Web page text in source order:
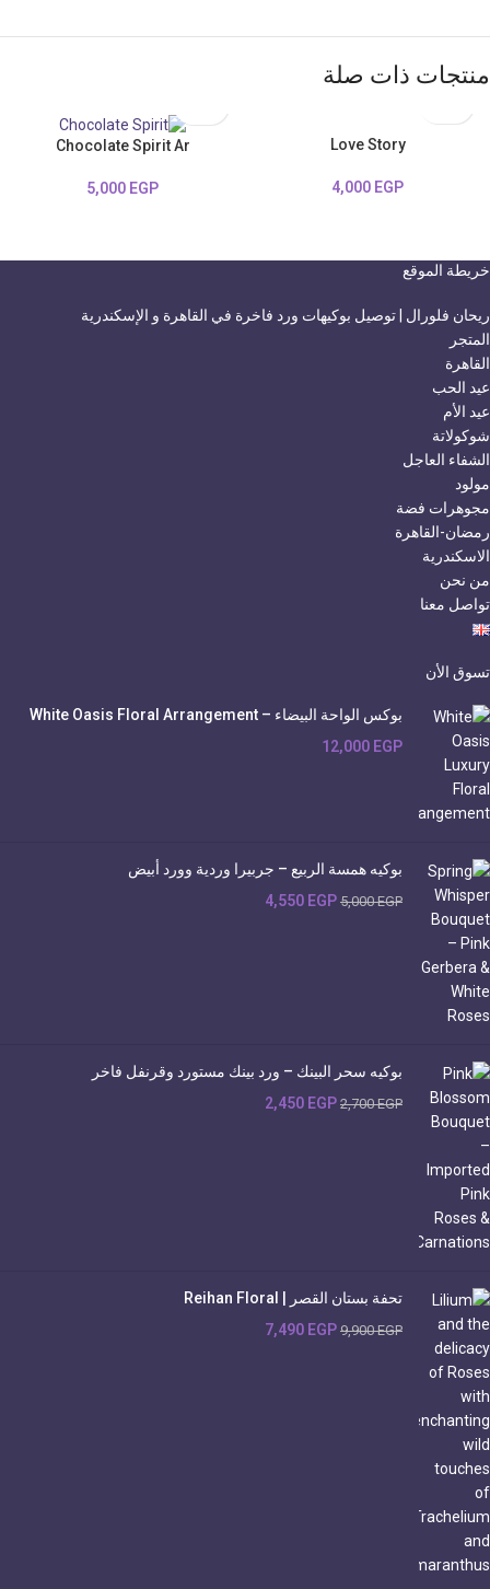
منتجات ذات صلة
Love Story
4,000 EGP
Chocolate Spirit Ar
5,000 EGP
خريطة الموقع
ريحان فلورال | توصيل بوكيهات ورد فاخرة في القاهرة و الإسكندرية
المتجر
القاهرة
عيد الحب
عيد الأم
شوكولاتة
الشفاء العاجل
مولود
مجوهرات فضة
رمضان-القاهرة
الاسكندرية
من نحن
تواصل معنا
تسوق الأن
بوكس الواحة البيضاء – White Oasis Floral Arrangement
12,000 EGP
بوكيه همسة الربيع – جربيرا وردية وورد أبيض
5,000EGP
4,550 EGP
بوكيه سحر البينك – ورد بينك مستورد وقرنفل فاخر
2,700EGP
2,450 EGP
تحفة بستان القصر | Reihan Floral
9,900EGP
7,490 EGP